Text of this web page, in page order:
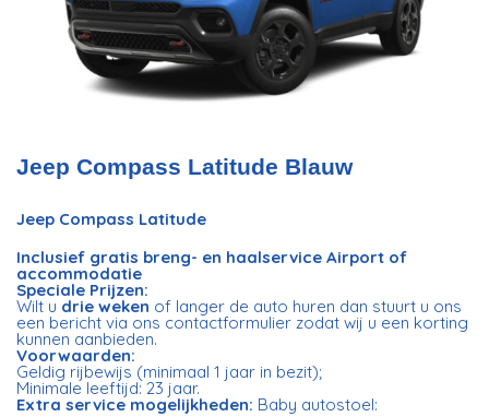
Jeep Compass Latitude Blauw
Jeep Compass Latitude
Inclusief gratis breng- en haalservice Airport of
accommodatie
Speciale Prijzen:
Wilt u drie weken of langer de auto huren dan stuurt u ons
een bericht via ons contactformulier zodat wij u een korting
kunnen aanbieden.
Voorwaarden:
Geldig rijbewijs (minimaal 1 jaar in bezit);
Minimale leeftijd: 23 jaar.
Extra service mogelijkheden: Baby autostoel: